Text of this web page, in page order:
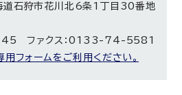
狩市花川北6条1丁目30番地
ファクス：0133-74-5581
フォームをご利用ください。